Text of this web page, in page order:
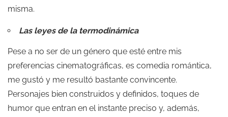
misma.
Las leyes de la termodinámica
Pese a no ser de un género que esté entre mis
preferencias cinematográficas, es comedia romántica,
me gustó y me resultó bastante convincente.
Personajes bien construidos y definidos, toques de
humor que entran en el instante preciso y, además,